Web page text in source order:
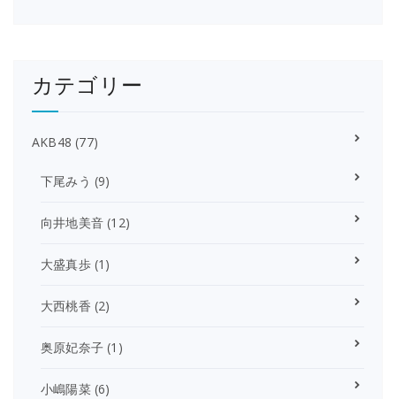
カテゴリー
AKB48 (77)
下尾みう (9)
向井地美音 (12)
大盛真歩(1)
大西桃香 (2)
奥原妃奈子 (1)
小嶋陽菜(6)